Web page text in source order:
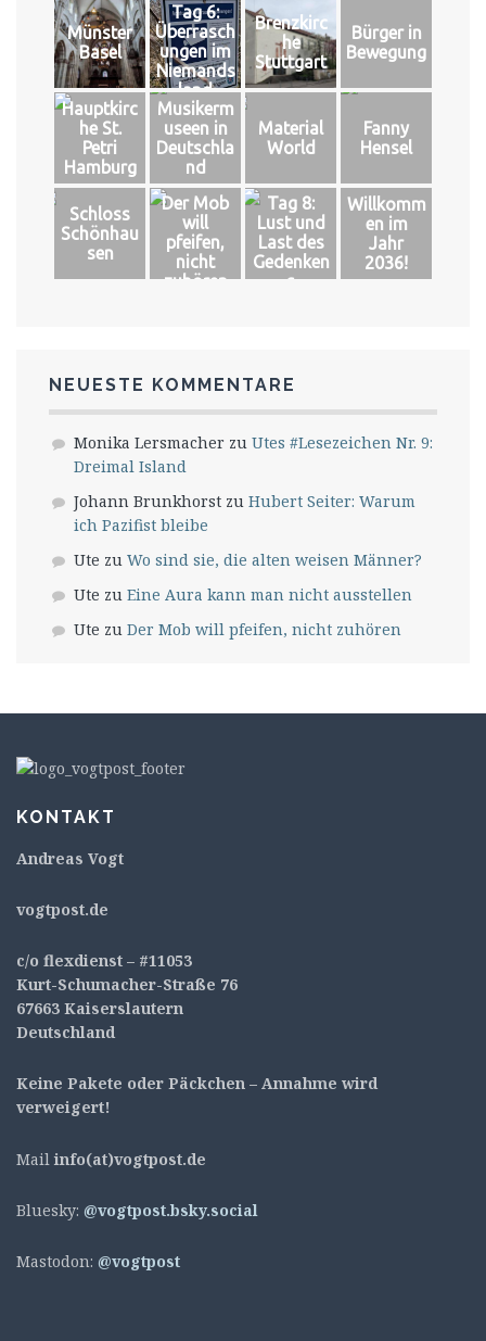
Münster
Basel
Tag 6:
Überrasch
ungen im
Niemands
land
Brenzkirc
he
Stuttgart
Bürger in
Bewegung
Hauptkirc
he St.
Petri
Hamburg
Musikerm
useen in
Deutschla
nd
Material
World
Fanny
Hensel
Schloss
Schönhau
sen
Der Mob
will
pfeifen,
nicht
zuhören
Tag 8:
Lust und
Last des
Gedenken
s
Willkomm
en im
Jahr
2036!
NEUESTE KOMMENTARE
Monika Lersmacher zu Utes #Lesezeichen Nr. 9:
Dreimal Island
Johann Brunkhorst zu Hubert Seiter: Warum
ich Pazifist bleibe
Ute zu Wo sind sie, die alten weisen Männer?
Ute zu Eine Aura kann man nicht ausstellen
Ute zu Der Mob will pfeifen, nicht zuhören
KONTAKT
Andreas Vogt
vogtpost.de
c/o flexdienst – #11053
Kurt-Schumacher-Straße 76
67663 Kaiserslautern
Deutschland
Keine Pakete oder Päckchen – Annahme wird
verweigert!
Mail info(at)vogtpost.de
Bluesky: @vogtpost.bsky.social
Mastodon: @vogtpost